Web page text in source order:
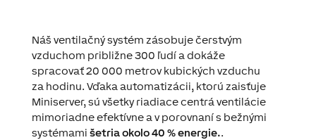
Náš ventilačný systém zásobuje čerstvým
vzduchom približne 300 ľudí a dokáže
spracovať 20 000 metrov kubických vzduchu
za hodinu. Vďaka automatizácii, ktorú zaisťuje
Miniserver, sú všetky riadiace centrá ventilácie
mimoriadne efektívne a v porovnaní s bežnými
systémami šetria okolo 40 % energie..